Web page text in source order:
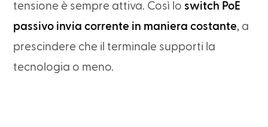
tensione è sempre attiva. Così lo switch PoE
passivo invia corrente in maniera costante, a
prescindere che il terminale supporti la
tecnologia o meno.